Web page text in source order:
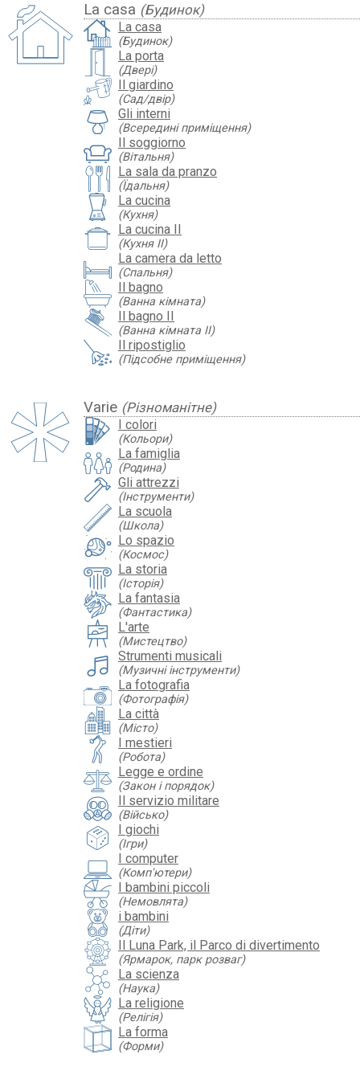
La casa (Будинок)
La casa
(Будинок)
La porta
(Двері)
Il giardino
(Сад/двір)
Gli interni
(Всередині приміщення)
Il soggiorno
(Вітальня)
La sala da pranzo
(Їдальня)
La cucina
(Кухня)
La cucina II
(Кухня II)
La camera da letto
(Спальня)
Il bagno
(Ванна кімната)
Il bagno II
(Ванна кімната II)
Il ripostiglio
(Підсобне приміщення)
Varie (Різноманітне)
I colori
(Кольори)
La famiglia
(Родина)
Gli attrezzi
(Інструменти)
La scuola
(Школа)
Lo spazio
(Космос)
La storia
(Історія)
La fantasia
(Фантастика)
L'arte
(Мистецтво)
Strumenti musicali
(Музичні інструменти)
La fotografia
(Фотографія)
La città
(Місто)
I mestieri
(Робота)
Legge e ordine
(Закон і порядок)
Il servizio militare
(Військо)
I giochi
(Ігри)
I computer
(Комп'ютери)
I bambini piccoli
(Немовлята)
i bambini
(Діти)
Il Luna Park, il Parco di divertimento
(Ярмарок, парк розваг)
La scienza
(Наука)
La religione
(Релігія)
La forma
(Форми)